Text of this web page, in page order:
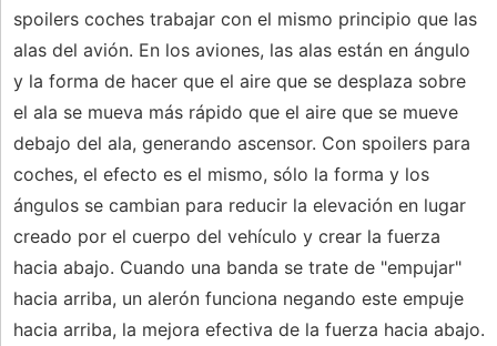
spoilers coches trabajar con el mismo principio que las
alas del avión. En los aviones, las alas están en ángulo
y la forma de hacer que el aire que se desplaza sobre
el ala se mueva más rápido que el aire que se mueve
debajo del ala, generando ascensor. Con spoilers para
coches, el efecto es el mismo, sólo la forma y los
ángulos se cambian para reducir la elevación en lugar
creado por el cuerpo del vehículo y crear la fuerza
hacia abajo. Cuando una banda se trate de "empujar"
hacia arriba, un alerón funciona negando este empuje
hacia arriba, la mejora efectiva de la fuerza hacia abajo.